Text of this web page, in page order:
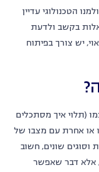
הטכנולוגי עדיין
בקשב ולדעת
יש צורך בפיתוח
(תלוי איך מסתכלים
או אחרת עם מצבו של
וסוגים שונים, חשוב
אלא דבר שאפשר